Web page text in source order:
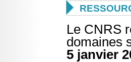

Le CNRS
domaines
5 janvier